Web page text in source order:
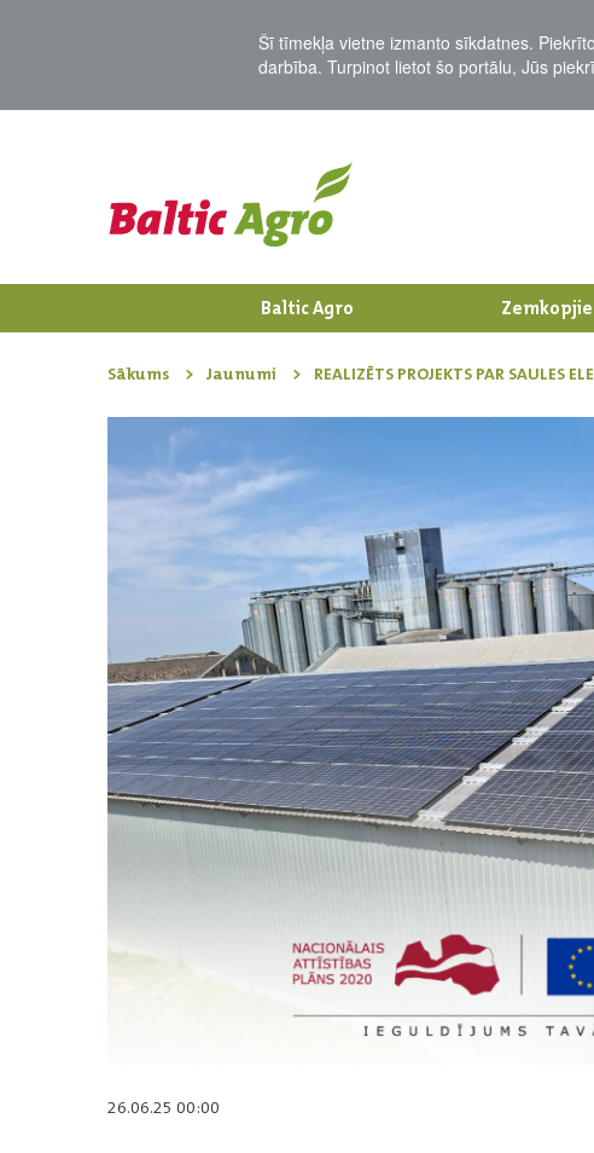
Šī tīmekļa vietne izmanto sīkdatnes.
darbība. Turpinot lietot šo portālu, Jūs
Baltic Agro
Sākums Jaunumi REALIZĒTS PROJEKTS PAR SAULES
26.06.25 00:00